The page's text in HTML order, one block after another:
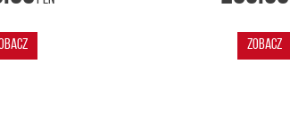
ZOBACZ